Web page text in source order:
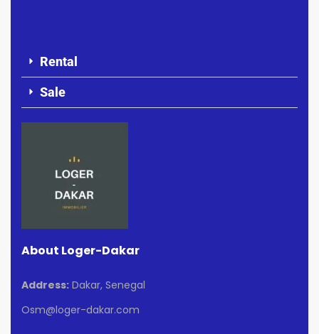
Rental
Sale
About Loger-Dakar
Address: Dakar, Senegal
Osm@loger-dakar.com